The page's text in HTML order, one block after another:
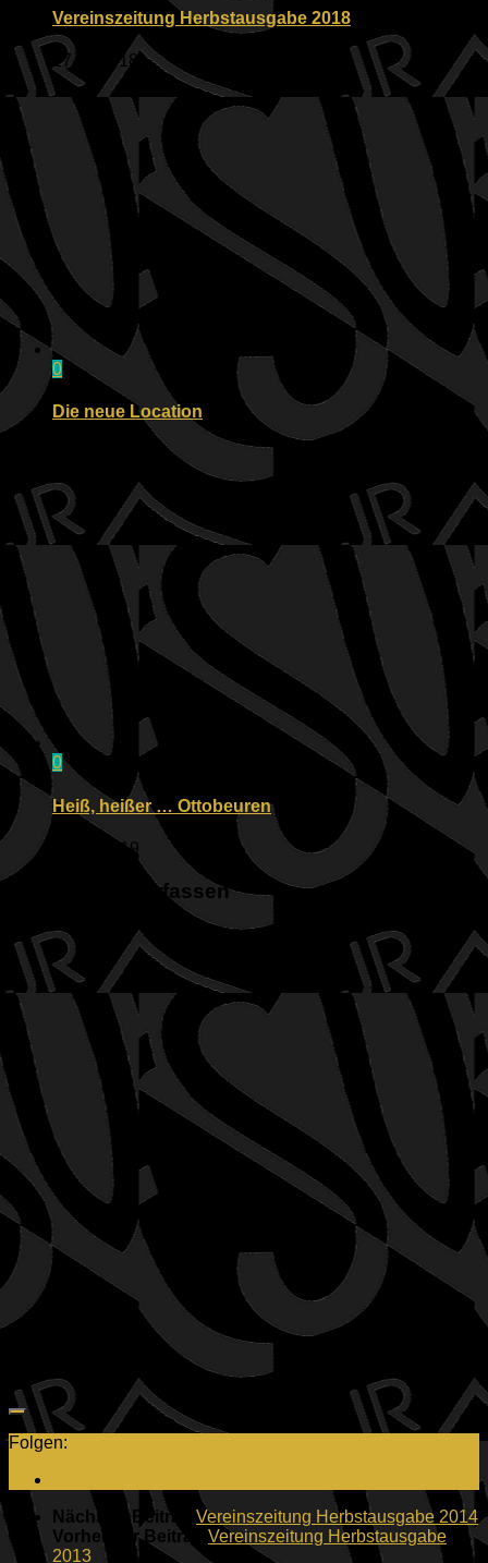
Vereinszeitung Herbstausgabe 2018
27.11.2018
0
Die neue Location
0
Heiß, heißer … Ottobeuren
30.06.2019
Kommentar verfassen
Folgen:
Nächster Beitrag Vereinszeitung Herbstausgabe 2014
Vorheriger Beitrag Vereinszeitung Herbstausgabe
2013